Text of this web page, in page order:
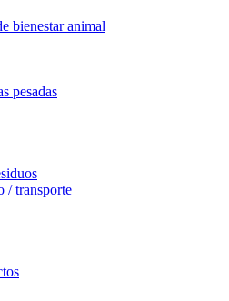
bienestar animal
pesadas
/ transporte